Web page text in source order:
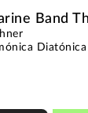
Band
Diatónica